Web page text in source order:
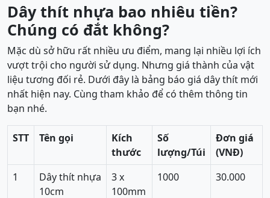
Dây thít nhựa bao nhiêu tiền?
Chúng có đắt không?
Mặc dù sở hữu rất nhiều ưu điểm, mang lại nhiều lợi ích
vượt trội cho người sử dụng. Nhưng giá thành của vật
liệu tương đối rẻ. Dưới đây là bảng báo giá dây thít mới
nhất hiện nay. Cùng tham khảo để có thêm thông tin
bạn nhé.
STT Tên gọi
Kích
thước
Số
lượng/Túi
Đơn giá
(VNĐ)
1
Dây thít nhựa
10cm
3 x
100mm
1000 30.000